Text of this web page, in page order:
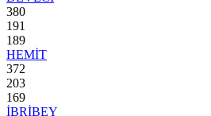
380
191
189
HEMİT
372
203
169
İBRİBEY